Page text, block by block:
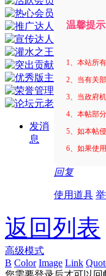
发消
息
温馨提示
1、本站所
2、当有关
3、当政府
4、本帖部
5、如本帖
6、如果使
回复
使用道具
返回列表
高级模式
B Color Image Link